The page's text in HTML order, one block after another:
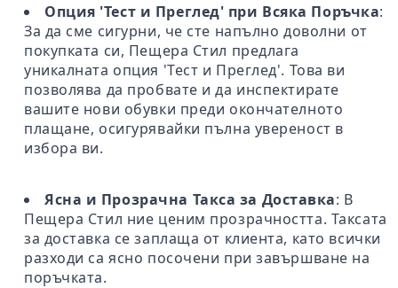
Опция 'Тест и Преглед' при Всяка Поръчка:
За да сме сигурни, че сте напълно доволни от
покупката си, Пещера Стил предлага
уникалната опция 'Тест и Преглед'. Това ви
позволява да пробвате и да инспектирате
вашите нови обувки преди окончателното
плащане, осигурявайки пълна увереност в
избора ви.
Ясна и Прозрачна Такса за Доставка: В
Пещера Стил ние ценим прозрачността. Таксата
за доставка се заплаща от клиента, като всички
разходи са ясно посочени при завършване на
поръчката.